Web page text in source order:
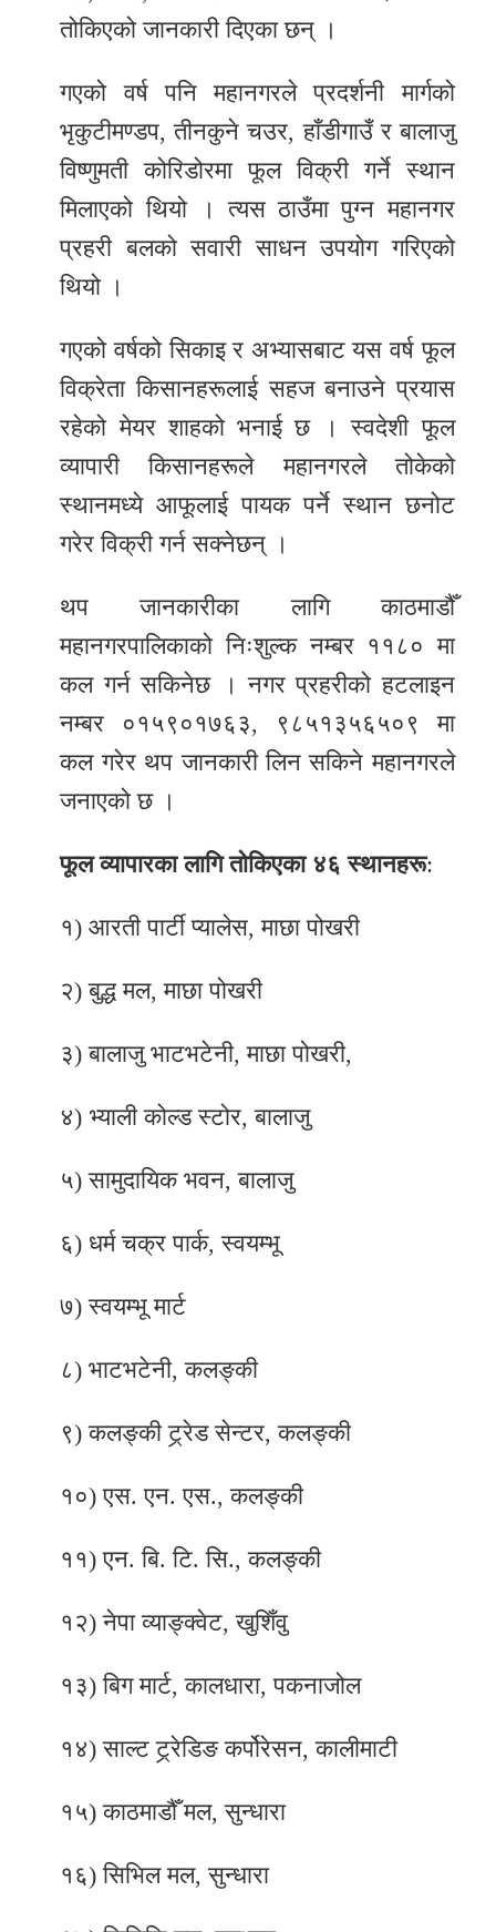
तोकिएको जानकारी दिएका छन् ।
गएको वर्ष पनि महानगरले प्रदर्शनी मार्गको
भृकुटीमण्डप, तीनकुने चउर, हाँडीगाउँ र बालाजु
विष्णुमती कोरिडोरमा फूल विक्री गर्ने स्थान
मिलाएको थियो । त्यस ठाउँमा पुग्न महानगर
प्रहरी बलको सवारी साधन उपयोग गरिएको
थियो ।
गएको वर्षको सिकाइ र अभ्यासबाट यस वर्ष फूल
विक्रेता किसानहरूलाई सहज बनाउने प्रयास
रहेको मेयर शाहको भनाई छ । स्वदेशी फूल
व्यापारी किसानहरूले महानगरले तोकेको
स्थानमध्ये आफूलाई पायक पर्ने स्थान छनोट
गरेर विक्री गर्न सक्नेछन् ।
थप जानकारीका लागि काठमाडौँ
महानगरपालिकाको निःशुल्क नम्बर ११८० मा
कल गर्न सकिनेछ । नगर प्रहरीको हटलाइन
नम्बर ०१५९०१७६३, ९८५१३५६५०९ मा
कल गरेर थप जानकारी लिन सकिने महानगरले
जनाएको छ ।
फूल व्यापारका लागि तोकिएका ४६ स्थानहरू:
१) आरती पार्टी प्यालेस, माछा पोखरी
२) बुद्ध मल, माछा पोखरी
३) बालाजु भाटभटेनी, माछा पोखरी,
४) भ्याली कोल्ड स्टोर, बालाजु
५) सामुदायिक भवन, बालाजु
६) धर्म चक्र पार्क, स्वयम्भू
७) स्वयम्भू मार्ट
८) भाटभटेनी, कलङ्की
९) कलङ्की ट्र्रेड सेन्टर, कलङ्की
१०) एस. एन. एस., कलङ्की
११) एन. बि. टि. सि., कलङ्की
१२) नेपा व्याङ्क्वेट, खुशिँवु
१३) बिग मार्ट, कालधारा, पकनाजोल
१४) साल्ट ट्र्रेडिङ कर्पोरेसन, कालीमाटी
१५) काठमाडौँ मल, सुन्धारा
१६) सिभिल मल, सुन्धारा